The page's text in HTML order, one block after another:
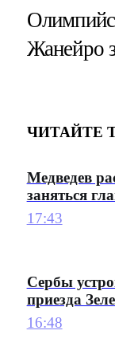
Жанейро
ЧИТАЙТЕ
Медведев
заняться
17:43
Сербы
приезда
16:48